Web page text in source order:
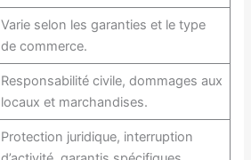
Varie selon les garanties et le type
de commerce.
Responsabilité civile, dommages aux
locaux et marchandises.
Protection juridique, interruption